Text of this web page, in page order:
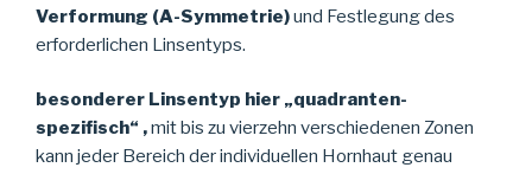
Verformung (A-Symmetrie)und Festlegung des
erforderlichen Linsentyps.
besonderer Linsentyp hier „quadranten-
spezifisch“ ,mit bis zu vierzehn verschiedenen Zonen
kann jeder Bereich der individuellen Hornhaut genau